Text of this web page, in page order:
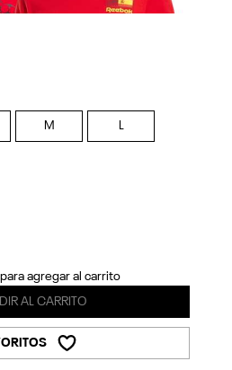
M L
agregar al carrito
AL CARRITO